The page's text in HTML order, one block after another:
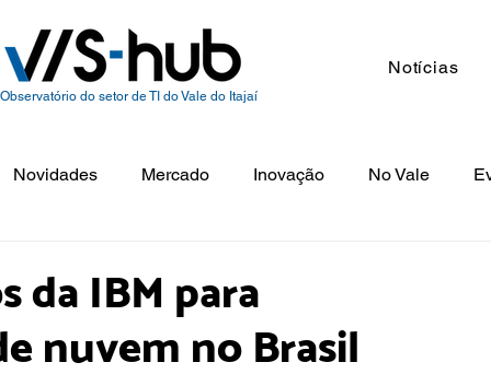
Observatório do setor de TI do Vale do Itajaí
Notícias
Novidades Mercado Inovação No Vale
da IBM para
nuvem no Brasil